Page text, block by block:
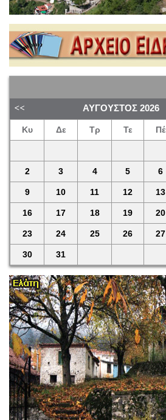
ΑΎΓΟΥΣΤΟΣ 2026
Κυ Δε Τρ Τε Πέ
2 3 4 5 6
9 10 11 12 13
16 17 18 19 20
23 24 25 26 27
30 31